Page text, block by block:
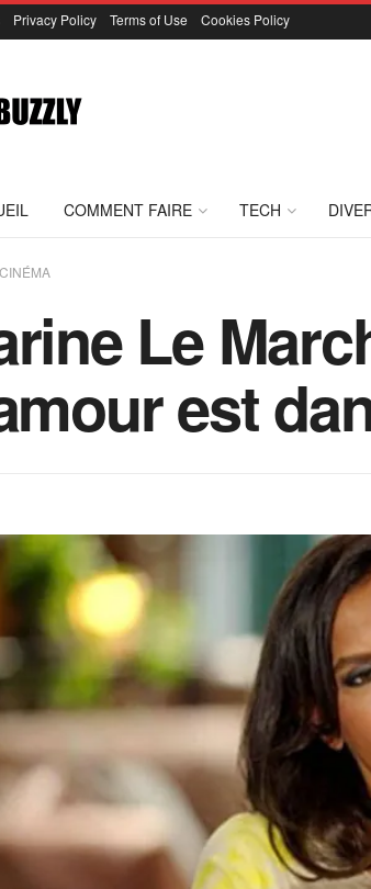
Privacy Policy Terms of Use Cookies Policy
COMMENT FAIRE TECH
CINÉMA
Le
est